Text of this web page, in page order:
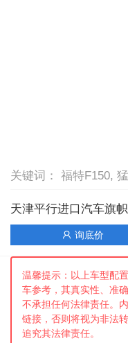
关键词： 福特F150,
天津平行进口汽车旗
 询底价
温馨提示：以上车型配
车参考，其真实性、准
不承担任何法律责任。
链接，否则将视为非法
追究其法律责任。